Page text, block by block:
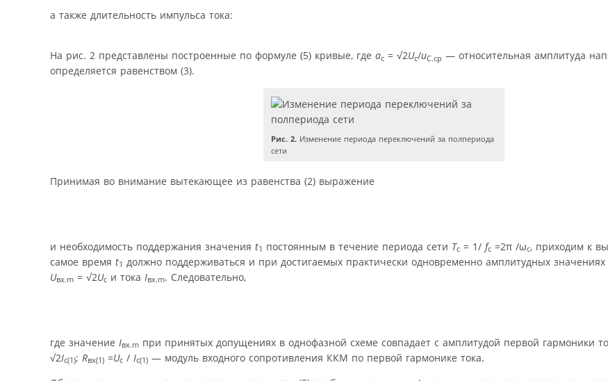
а также длительность импульса тока:
На рис. 2 представлены построенные по формуле (5) кривые, где ac = √2Uc/uC.cp — относительная амплитуда
определяется равенством (3).
Рис. 2. Изменение периода переключений за полпериода
сети
Принимая во внимание вытекающее из равенства (2) выражение
и необходимость поддержания значения t1 постоянным в течение периода сети Tс = 1/ fс =2π /ωс, приходим к
самое время t1 должно поддерживаться и при достигаемых практически одновременно амплитудных
Uвх.m = √2Uc и тока Iвх.m. Следовательно,
где значение Iвх.m при принятых допущениях в однофазной схеме совпадает с амплитудой первой гармоники
√2Ic(1); Rвх(1) =Uc / Ic(1) — модуль входного сопротивления ККМ по первой гармонике тока.